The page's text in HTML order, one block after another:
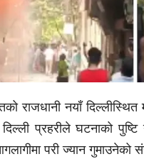
राजधानी नयाँ
प्रहरीले घटनाको
परी ज्यान गुमाउनेको